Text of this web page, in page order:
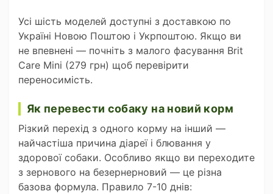
Усі шість моделей доступні з доставкою по
Україні Новою Поштою і Укрпоштою. Якщо ви
не впевнені — почніть з малого фасування Brit
Care Mini (279 грн) щоб перевірити
переносимість.
Як перевести собаку на новий корм
Різкий перехід з одного корму на інший —
найчастіша причина діареї і блювання у
здорової собаки. Особливо якщо ви переходите
з зернового на безернерновий — це різна
базова формула. Правило 7-10 днів: